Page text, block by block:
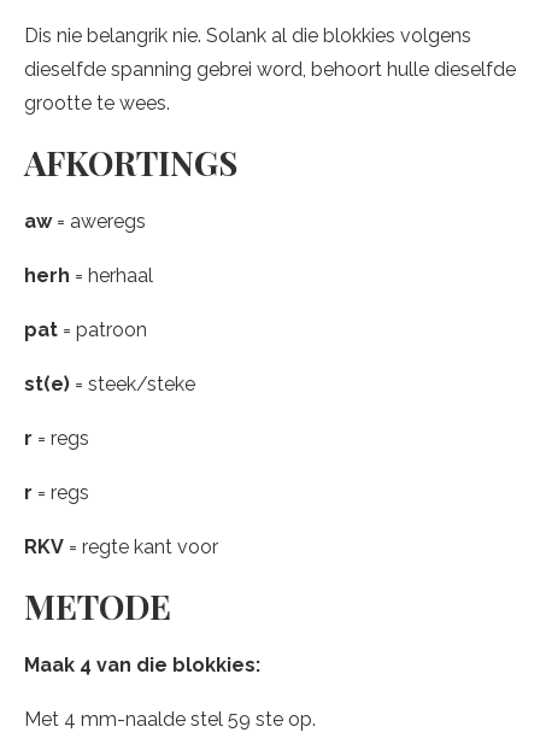
Dis nie belangrik nie. Solank al die blokkies volgens
dieselfde spanning gebrei word, behoort hulle dieselfde
grootte te wees.
AFKORTINGS
aw = aweregs
herh = herhaal
pat = patroon
st(e) = steek/steke
r = regs
r = regs
RKV = regte kant voor
METODE
Maak 4 van die blokkies:
Met 4 mm-naalde stel 59 ste op.